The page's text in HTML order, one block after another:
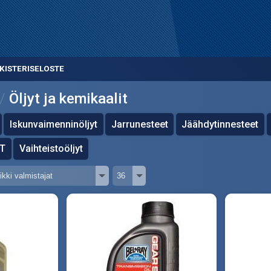
Öljyt ja kemikaalit
Iskunvaimenninöljyt Jarrunesteet Jäähdytinnesteet
Vaihteistoöljyt